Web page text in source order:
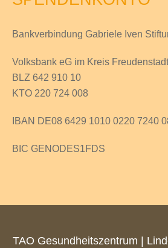
Bankverbindung Gabriele Iven
Volksbank eG im Kreis Freudenstadt
BLZ 642 910 10
KTO 220 724 008
IBAN DE08 6429 1010 0220 7240
BIC GENODES1FDS
TAO Gesundheitszentrum |